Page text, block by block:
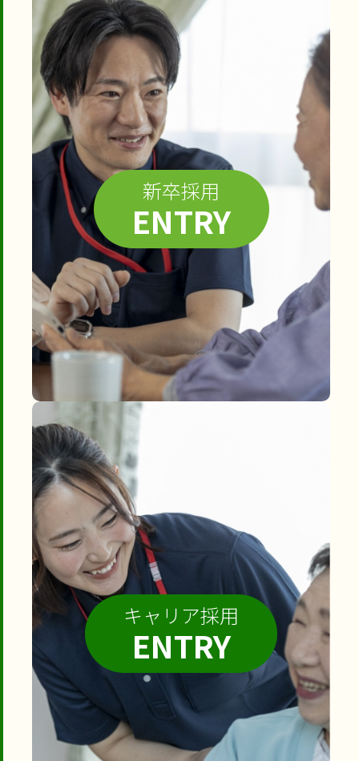
新卒採用
ENTRY
キャリア採用
ENTRY